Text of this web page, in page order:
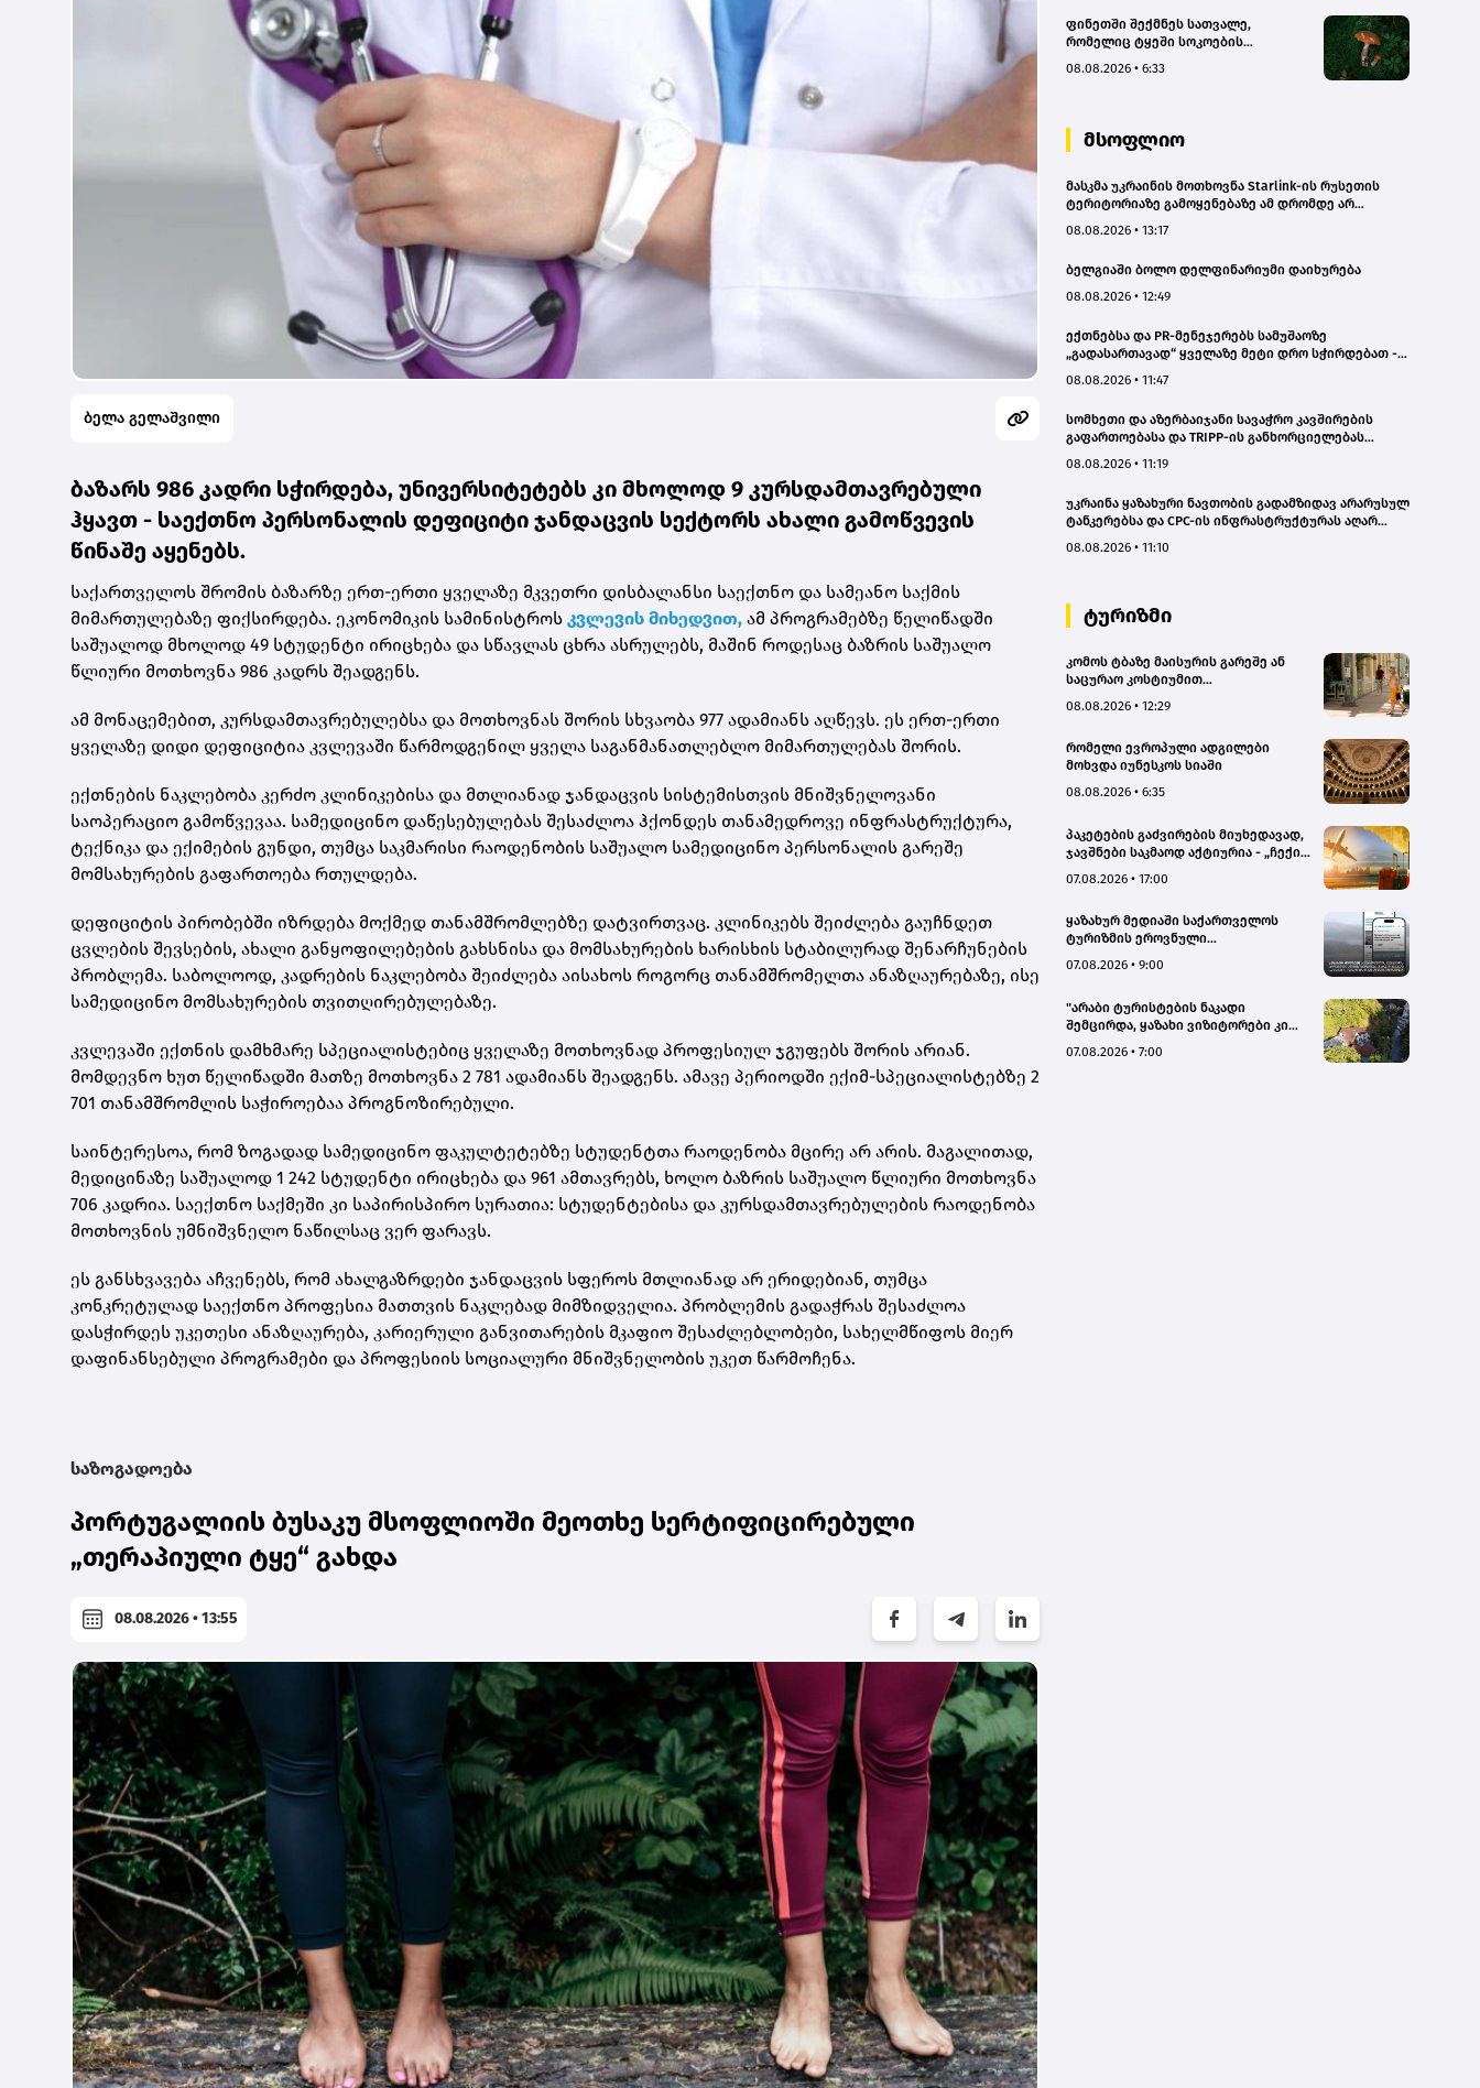
ბელა გელაშვილი
ბაზარს 986 კადრი სჭირდება, უნივერსიტეტებს კი მხოლოდ 9 კურსდამთავრებული
ჰყავთ - საექთნო პერსონალის დეფიციტი ჯანდაცვის სექტორს ახალი გამოწვევის
წინაშე აყენებს.
საქართველოს შრომის ბაზარზე ერთ-ერთი ყველაზე მკვეთრი დისბალანსი საექთნო და სამეანო საქმის
მიმართულებაზე ფიქსირდება. ეკონომიკის სამინისტროს კვლევის მიხედვით, ამ პროგრამებზე წელიწადში
საშუალოდ მხოლოდ 49 სტუდენტი ირიცხება და სწავლას ცხრა ასრულებს, მაშინ როდესაც ბაზრის საშუალო
წლიური მოთხოვნა 986 კადრს შეადგენს.
ამ მონაცემებით, კურსდამთავრებულებსა და მოთხოვნას შორის სხვაობა 977 ადამიანს აღწევს. ეს ერთ-ერთი
ყველაზე დიდი დეფიციტია კვლევაში წარმოდგენილ ყველა საგანმანათლებლო მიმართულებას შორის.
ექთნების ნაკლებობა კერძო კლინიკებისა და მთლიანად ჯანდაცვის სისტემისთვის მნიშვნელოვანი
საოპერაციო გამოწვევაა. სამედიცინო დაწესებულებას შესაძლოა ჰქონდეს თანამედროვე ინფრასტრუქტურა,
ტექნიკა და ექიმების გუნდი, თუმცა საკმარისი რაოდენობის საშუალო სამედიცინო პერსონალის გარეშე
მომსახურების გაფართოება რთულდება.
დეფიციტის პირობებში იზრდება მოქმედ თანამშრომლებზე დატვირთვაც. კლინიკებს შეიძლება გაუჩნდეთ
ცვლების შევსების, ახალი განყოფილებების გახსნისა და მომსახურების ხარისხის სტაბილურად შენარჩუნების
პრობლემა. საბოლოოდ, კადრების ნაკლებობა შეიძლება აისახოს როგორც თანამშრომელთა ანაზღაურებაზე, ისე
სამედიცინო მომსახურების თვითღირებულებაზე.
კვლევაში ექთნის დამხმარე სპეციალისტებიც ყველაზე მოთხოვნად პროფესიულ ჯგუფებს შორის არიან.
მომდევნო ხუთ წელიწადში მათზე მოთხოვნა 2 781 ადამიანს შეადგენს. ამავე პერიოდში ექიმ-სპეციალისტებზე 2
701 თანამშრომლის საჭიროებაა პროგნოზირებული.
საინტერესოა, რომ ზოგადად სამედიცინო ფაკულტეტებზე სტუდენტთა რაოდენობა მცირე არ არის. მაგალითად,
მედიცინაზე საშუალოდ 1 242 სტუდენტი ირიცხება და 961 ამთავრებს, ხოლო ბაზრის საშუალო წლიური მოთხოვნა
706 კადრია. საექთნო საქმეში კი საპირისპირო სურათია: სტუდენტებისა და კურსდამთავრებულების რაოდენობა
მოთხოვნის უმნიშვნელო ნაწილსაც ვერ ფარავს.
ეს განსხვავება აჩვენებს, რომ ახალგაზრდები ჯანდაცვის სფეროს მთლიანად არ ერიდებიან, თუმცა
კონკრეტულად საექთნო პროფესია მათთვის ნაკლებად მიმზიდველია. პრობლემის გადაჭრას შესაძლოა
დასჭირდეს უკეთესი ანაზღაურება, კარიერული განვითარების მკაფიო შესაძლებლობები, სახელმწიფოს მიერ
დაფინანსებული პროგრამები და პროფესიის სოციალური მნიშვნელობის უკეთ წარმოჩენა.
საზოგადოება
პორტუგალიის ბუსაკუ მსოფლიოში მეოთხე სერტიფიცირებული
„თერაპიული ტყე“ გახდა
08.08.2026 • 13:55
გადაფარავს ამ დანაშაულს, ეს იყო
დანაშაული ჩვენი სახელმწიფოს
წინაშე - კობახიძე
ფინეთში შექმნეს სათვალე,
რომელიც ტყეში სოკოების
08.08.2026 • 6:33
მსოფლიო
მასკმა უკრაინის მოთხოვნა Starlink-ის რუსეთის
ტერიტორიაზე გამოყენებაზე ამ დრომდე არ
08.08.2026 • 13:17
ბელგიაში ბოლო დელფინარიუმი დაიხურება
08.08.2026 • 12:49
ექთნებსა და PR-მენეჯერებს სამუშაოზე
„გადასართავად“ ყველაზე მეტი დრო სჭირდებათ -
08.08.2026 • 11:47
სომხეთი და აზერბაიჯანი სავაჭრო კავშირების
გაფართოებასა და TRIPP-ის განხორციელებას
08.08.2026 • 11:19
უკრაინა ყაზახური ნავთობის გადამზიდავ არარუსულ
ტანკერებსა და CPC-ის ინფრასტრუქტურას აღარ
08.08.2026 • 11:10
ტურიზმი
კომოს ტბაზე მაისურის გარეშე ან
საცურაო კოსტიუმით
ევრომდე დააჯარიმებენ
08.08.2026 • 12:29
რომელი ევროპული ადგილები
მოხვდა იუნესკოს სიაში
08.08.2026 • 6:35
პაკეტების გაძვირების მიუხედავად,
ჯავშნები საკმაოდ აქტიურია - „ჩექინ
07.08.2026 • 17:00
ყაზახურ მედიაში საქართველოს
ტურიზმის ეროვნული
კამპანიის ფარგლებში სტატიები
07.08.2026 • 9:00
"არაბი ტურისტების ნაკადი
შემცირდა, ყაზახი ვიზიტორები კი
Hotel
07.08.2026 • 7:00